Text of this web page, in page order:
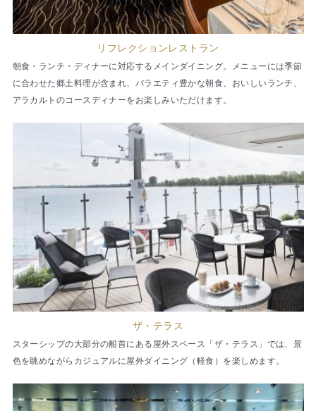
リフレクションレストラン
朝食・ランチ・ディナーに対応するメインダイニング。メニューには季節
に合わせた郷土料理が含まれ、バラエティ豊かな朝食、おいしいランチ、
アラカルトのコースディナーをお楽しみいただけます。
ザ・テラス
スターシップの大部分の船首にある屋外スペース「ザ・テラス」では、景
色を眺めながらカジュアルに屋外ダイニング（軽食）を楽しめます。